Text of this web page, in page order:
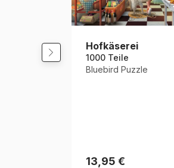
Hofkäserei
1000 Teile
Bluebird Puzzle
13,95 €